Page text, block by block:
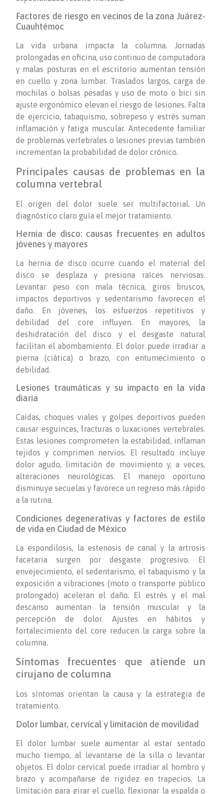
Factores de riesgo en vecinos de la zona Juárez-
Cuauhtémoc
La vida urbana impacta la columna. Jornadas
prolongadas en oficina, uso continuo de computadora
y malas posturas en el escritorio aumentan tensión
en cuello y zona lumbar. Traslados largos, carga de
mochilas o bolsas pesadas y uso de moto o bici sin
ajuste ergonómico elevan el riesgo de lesiones. Falta
de ejercicio, tabaquismo, sobrepeso y estrés suman
inflamación y fatiga muscular. Antecedente familiar
de problemas vertebrales o lesiones previas también
incrementan la probabilidad de dolor crónico.
Principales causas de problemas en la
columna vertebral
El origen del dolor suele ser multifactorial. Un
diagnóstico claro guía el mejor tratamiento.
Hernia de disco: causas frecuentes en adultos
jóvenes y mayores
La hernia de disco ocurre cuando el material del
disco se desplaza y presiona raíces nerviosas.
Levantar peso con mala técnica, giros bruscos,
impactos deportivos y sedentarismo favorecen el
daño. En jóvenes, los esfuerzos repetitivos y
debilidad del core influyen. En mayores, la
deshidratación del disco y el desgaste natural
facilitan el abombamiento. El dolor puede irradiar a
pierna (ciática) o brazo, con entumecimiento o
debilidad.
Lesiones traumáticas y su impacto en la vida
diaria
Caídas, choques viales y golpes deportivos pueden
causar esguinces, fracturas o luxaciones vertebrales.
Estas lesiones comprometen la estabilidad, inflaman
tejidos y comprimen nervios. El resultado incluye
dolor agudo, limitación de movimiento y, a veces,
alteraciones neurológicas. El manejo oportuno
disminuye secuelas y favorece un regreso más rápido
a la rutina.
Condiciones degenerativas y factores de estilo
de vida en Ciudad de México
La espondilosis, la estenosis de canal y la artrosis
facetaria surgen por desgaste progresivo. El
envejecimiento, el sedentarismo, el tabaquismo y la
exposición a vibraciones (moto o transporte público
prolongado) aceleran el daño. El estrés y el mal
descanso aumentan la tensión muscular y la
percepción de dolor. Ajustes en hábitos y
fortalecimiento del core reducen la carga sobre la
columna.
Síntomas frecuentes que atiende un
cirujano de columna
Los síntomas orientan la causa y la estrategia de
tratamiento.
Dolor lumbar, cervical y limitación de movilidad
El dolor lumbar suele aumentar al estar sentado
mucho tiempo, al levantarse de la silla o levantar
objetos. El dolor cervical puede irradiar al hombro y
brazo y acompañarse de rigidez en trapecios. La
limitación para girar el cuello, flexionar la espalda o